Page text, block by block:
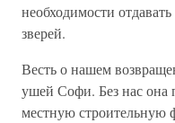
необходимости
зверей.
Весть о нашем
ушей Софи. Без нас она
местную строительную